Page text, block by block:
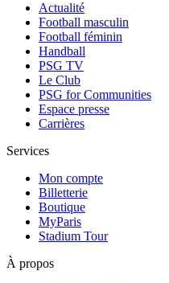
Actualité
Football masculin
Football féminin
Handball
PSG TV
Le Club
PSG for Communities
Espace presse
Carrières
Services
Mon compte
Billetterie
Boutique
MyParis
Stadium Tour
À propos